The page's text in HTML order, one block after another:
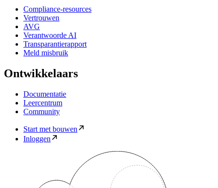
Compliance-resources
Vertrouwen
AVG
Verantwoorde AI
Transparantierapport
Meld misbruik
Ontwikkelaars
Documentatie
Leercentrum
Community
Start met bouwen
Inloggen